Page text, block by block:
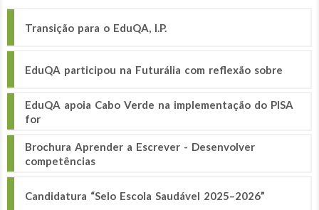
Transição para o EduQA, I.P.
EduQA participou na Futurália com reflexão sobre
EduQA apoia Cabo Verde na implementação do PISA
for
Brochura Aprender a Escrever - Desenvolver
competências
Candidatura “Selo Escola Saudável 2025–2026”